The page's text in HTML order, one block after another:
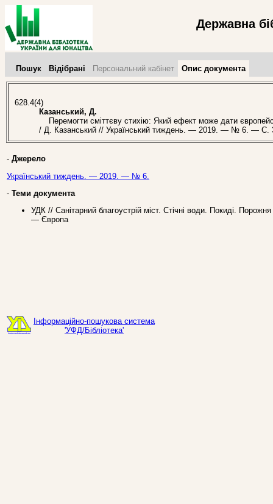
Державна
Пошук Відібрані Персональний кабінет Опис документа
628.4(4)
Казанський, Д.
Перемогти сміттєву стихію: Який ефект може дати
/ Д. Казанський // Український тиждень. — 2019. — № 6. — С.
- Джерело
Український тиждень. — 2019. — № 6.
- Теми документа
УДК // Санітарний благоустрій міст. Стічні води. Покиді.
— Європа
Інформаційно-пошукова система
'УФД/Бібліотека'